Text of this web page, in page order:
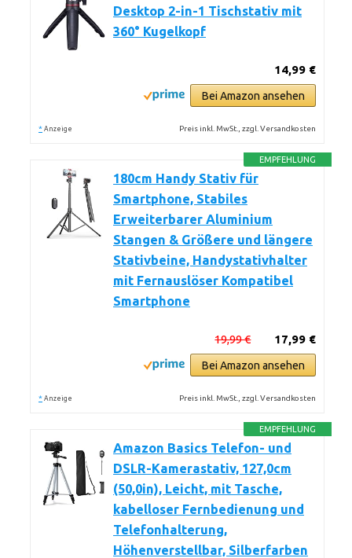
Desktop 2-in-1 Tischstativ mit
360° Kugelkopf
14,99 €
Bei Amazon ansehen
* Anzeige Preis inkl. MwSt., zzgl. Versandkosten
EMPFEHLUNG
180cm Handy Stativ für
Smartphone, Stabiles
Erweiterbarer Aluminium
Stangen & Größere und längere
Stativbeine, Handystativhalter
mit Fernauslöser Kompatibel
Smartphone
17,99 €
19,99 €
Bei Amazon ansehen
* Anzeige Preis inkl. MwSt., zzgl. Versandkosten
EMPFEHLUNG
Amazon Basics Telefon- und
DSLR-Kamerastativ, 127,0cm
(50,0in), Leicht, mit Tasche,
kabelloser Fernbedienung und
Telefonhalterung,
Höhenverstellbar, Silberfarben